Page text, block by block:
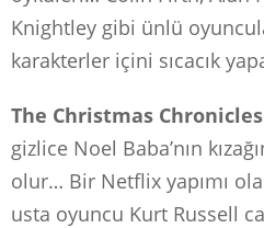
Knightley gibi ünlü
karakterler içini sıcacık
The Christmas Chronicles
gizlice Noel Baba’nın
olur… Bir Netflix yapımı
usta oyuncu Kurt Russell